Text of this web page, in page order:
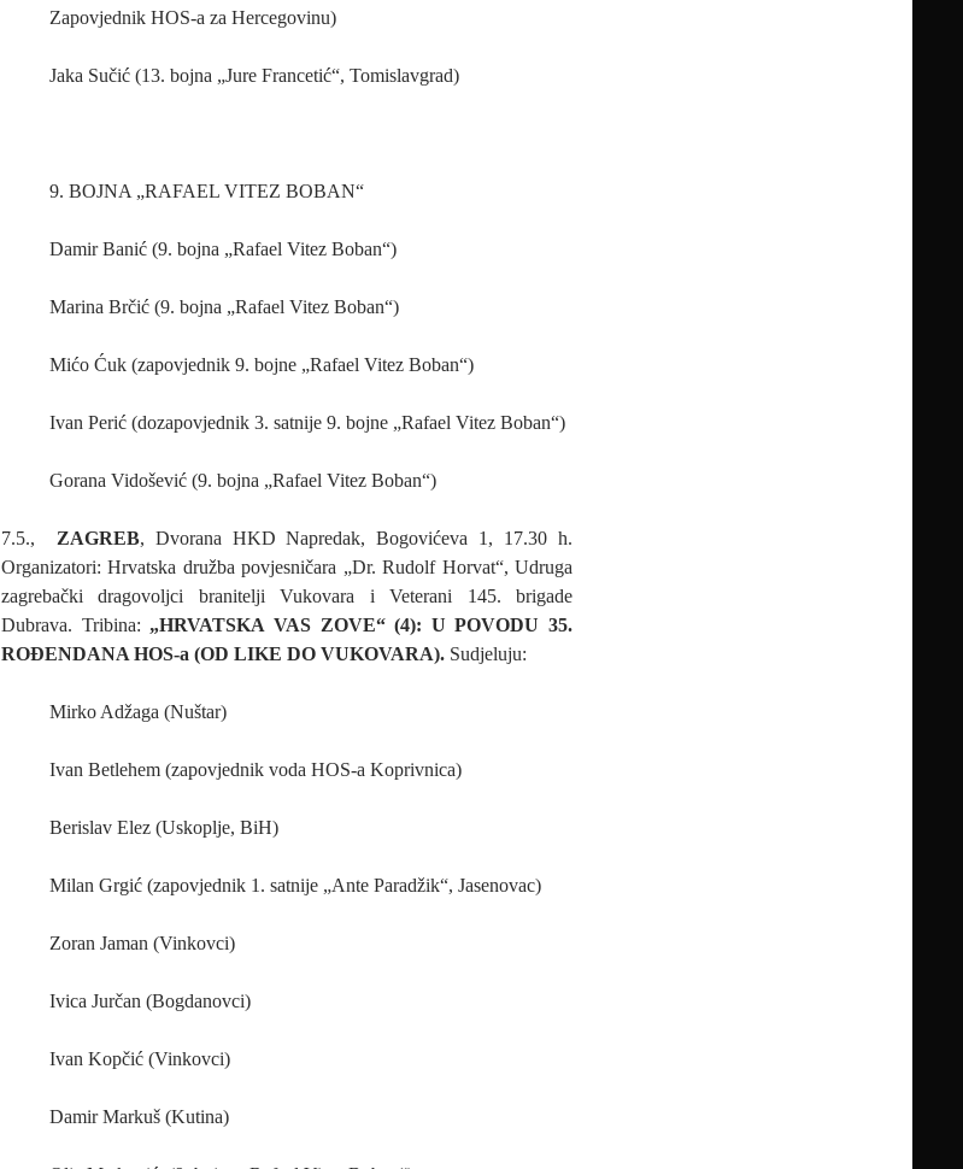
Zapovjednik HOS-a za Hercegovinu)
Jaka Sučić (13. bojna „Jure Francetić“, Tomislavgrad)
9. BOJNA „RAFAEL VITEZ BOBAN“
Damir Banić (9. bojna „Rafael Vitez Boban“)
Marina Brčić (9. bojna „Rafael Vitez Boban“)
Mićo Ćuk (zapovjednik 9. bojne „Rafael Vitez Boban“)
Ivan Perić (dozapovjednik 3. satnije 9. bojne „Rafael Vitez Boban“)
Gorana Vidošević (9. bojna „Rafael Vitez Boban“)
7.5., ZAGREB, Dvorana HKD Napredak, Bogovićeva 1, 17.30 h.
Organizatori: Hrvatska družba povjesničara „Dr. Rudolf Horvat“, Udruga
zagrebački dragovoljci branitelji Vukovara i Veterani 145. brigade
Dubrava. Tribina: „HRVATSKA VAS ZOVE“ (4): U POVODU 35.
ROĐENDANA HOS-a (OD LIKE DO VUKOVARA). Sudjeluju:
Mirko Adžaga (Nuštar)
Ivan Betlehem (zapovjednik voda HOS-a Koprivnica)
Berislav Elez (Uskoplje, BiH)
Milan Grgić (zapovjednik 1. satnije „Ante Paradžik“, Jasenovac)
Zoran Jaman (Vinkovci)
Ivica Jurčan (Bogdanovci)
Ivan Kopčić (Vinkovci)
Damir Markuš (Kutina)